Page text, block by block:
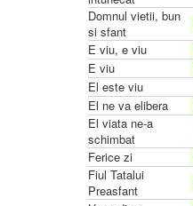
Domnul vietii, bun
si sfant
E viu, e viu
E viu
El este viu
El ne va elibera
El viata ne-a
schimbat
Ferice zi
Fiul Tatalui
Preasfant